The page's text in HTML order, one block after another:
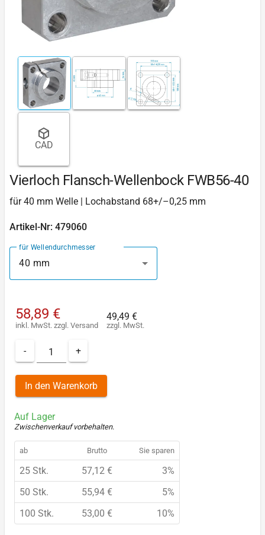
CAD
Vierloch Flansch-Wellenbock FWB56-40
für 40 mm Welle | Lochabstand 68+/–0,25 mm
Artikel-Nr: 479060
für Wellendurchmesser
40 mm
58,89 €
inkl. MwSt. zzgl. Versand
49,49 €
zzgl. MwSt.
- +
In den Warenkorb
Auf Lager
Zwischenverkauf vorbehalten.
ab Brutto Sie sparen
25 Stk. 57,12 €
3%
50 Stk.
55,94 €
5%
100 Stk.
53,00 € 10%